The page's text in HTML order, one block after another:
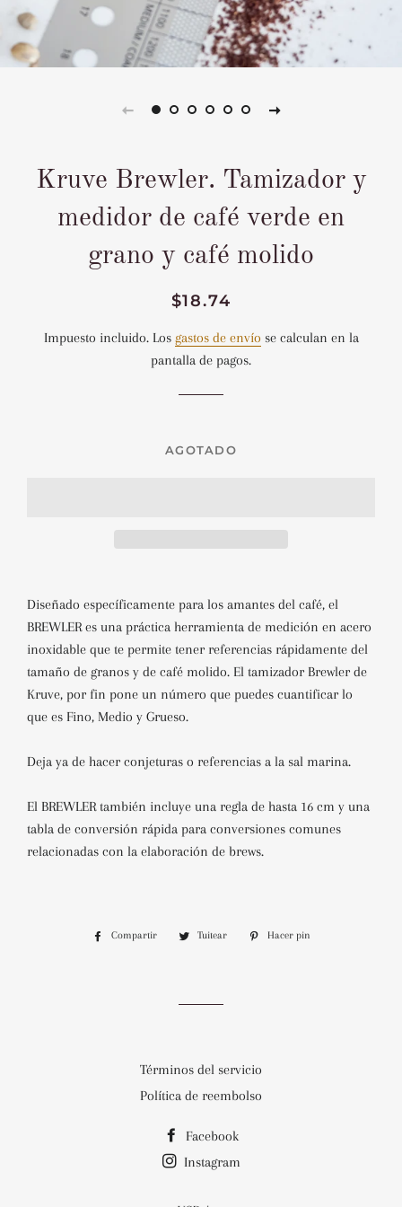
Kruve Brewler. Tamizador y
medidor de café verde en
grano y café molido
Precio
Precio
venta
$18.74
Impuesto incluido. Los gastos de envío se calculan en la
pantalla de pagos.
AGOTADO
Diseñado específicamente para los amantes del café, el
BREWLER es una práctica herramienta de medición en acero
inoxidable que te permite tener referencias rápidamente del
tamaño de granos y de café molido. El tamizador Brewler de
Kruve, por fin pone un número que puedes cuantificar lo
que es Fino, Medio y Grueso.
Deja ya de hacer conjeturas o referencias a la sal marina.
El BREWLER también incluye una regla de hasta 16 cm y una
tabla de conversión rápida para conversiones comunes
relacionadas con la elaboración de brews.
Compartir
CompartirTuitear
Tuitear
Hacer pin
Términos del servicio
Política de reembolso
Facebook
Instagram